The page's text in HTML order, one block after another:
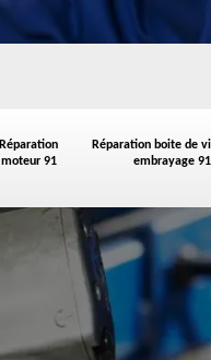
Réparation
moteur 91
Réparation boite de
embrayage 91